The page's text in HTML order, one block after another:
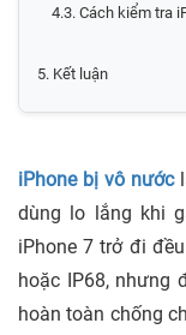
4.3. Cách kiểm tra
5. Kết luận
iPhone bị vô nước
dùng lo lắng khi
iPhone 7 trở đi
hoặc IP68, nhưng
hoàn toàn chống